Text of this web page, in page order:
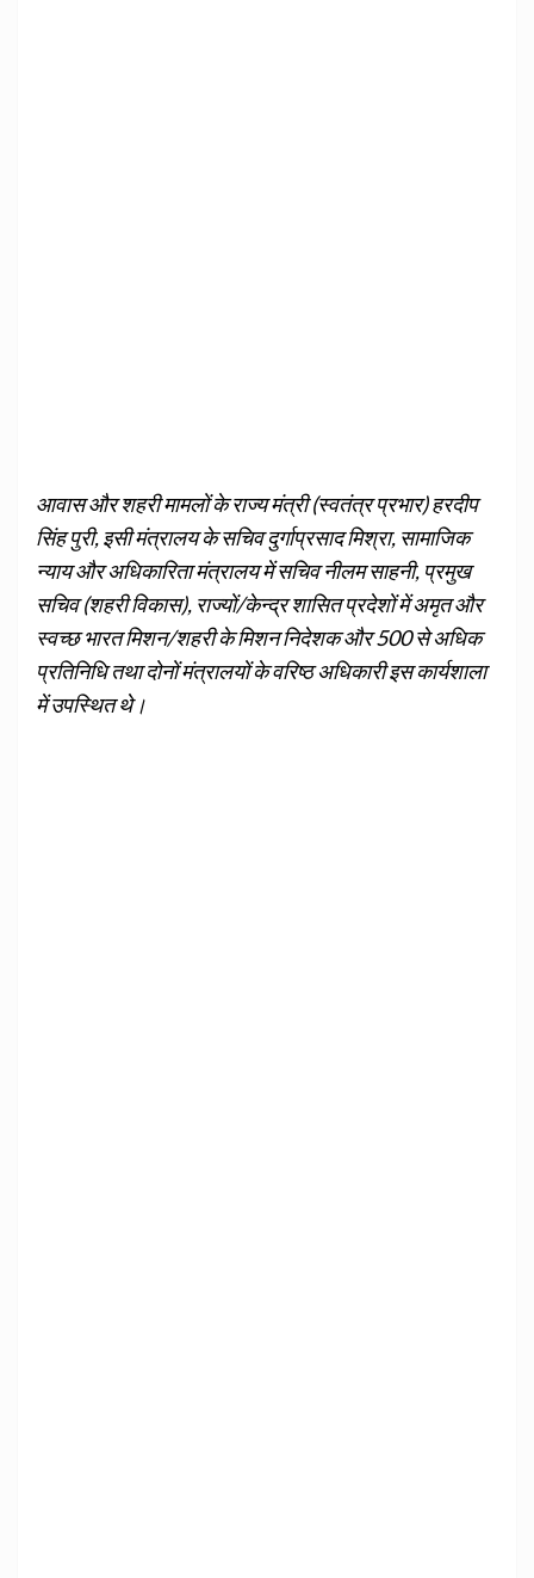
आवास और शहरी मामलों के राज्‍य मंत्री (स्‍वतंत्र प्रभार) हरदीप
सिंह पुरी, इसी मंत्रालय के सचिव दुर्गाप्रसाद मिश्रा, सामाजिक
न्‍याय और अधिकारिता मंत्रालय में सचिव नीलम साहनी, प्रमुख
सचिव (शहरी विकास), राज्‍यों/केन्द्र शासित प्रदेशों में अमृत और
स्‍वच्‍छ भारत मिशन/शहरी के मिशन निदेशक और 500 से अधिक
प्रतिनिधि तथा दोनों मंत्रालयों के वरिष्‍ठ अधिकारी इस कार्यशाला
में उपस्थित थे।